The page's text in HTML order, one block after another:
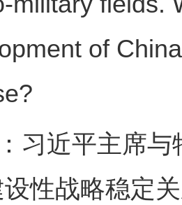
of
近平主席与
设性战略稳定